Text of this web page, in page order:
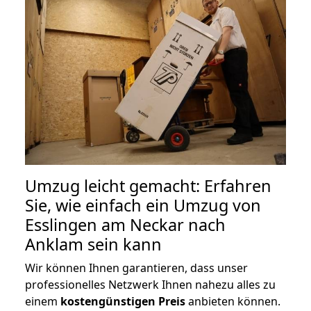
Umzug leicht gemacht: Erfahren
Sie, wie einfach ein Umzug von
Esslingen am Neckar nach
Anklam sein kann
Wir können Ihnen garantieren, dass unser
professionelles Netzwerk Ihnen nahezu alles zu
einem kostengünstigen Preisanbieten können.